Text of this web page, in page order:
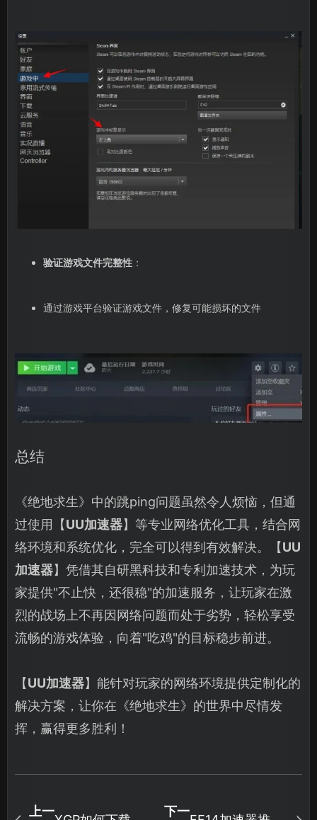
验证游戏文件完整性：
通过游戏平台验证游戏文件，修复可能损坏的文件
总结
《绝地求生》中的跳ping问题虽然令人烦恼，但通
过使用【UU加速器】等专业网络优化工具，结合网
络环境和系统优化，完全可以得到有效解决。【UU
加速器】凭借其自研黑科技和专利加速技术，为玩
家提供"不止快，还很稳"的加速服务，让玩家在激
烈的战场上不再因网络问题而处于劣势，轻松享受
流畅的游戏体验，向着"吃鸡"的目标稳步前进。
【UU加速器】能针对玩家的网络环境提供定制化的
解决方案，让你在《绝地求生》的世界中尽情发
挥，赢得更多胜利！
上一 下一